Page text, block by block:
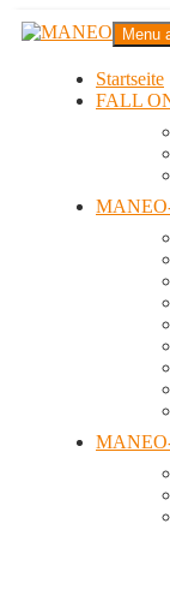
Zum
InhaltMANEO
Das schwule
Menu
Startseite
FALL